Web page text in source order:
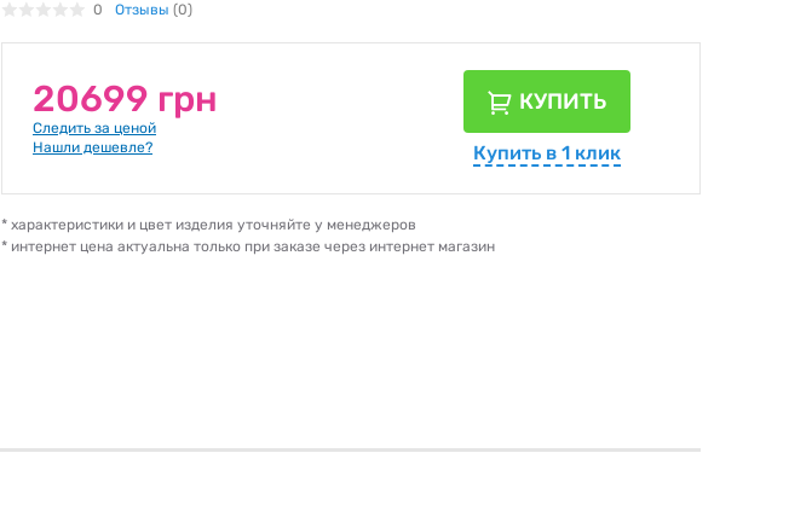
0 Отзывы (0)
20699 грн
Следить за ценой
Нашли дешевле?
КУПИТЬ
Купить в 1 клик
* характеристики и цвет изделия уточняйте у менеджеров
* интернет цена актуальна только при заказе через интернет магазин